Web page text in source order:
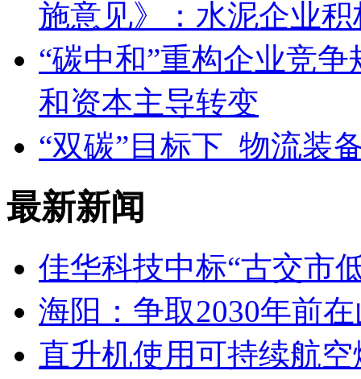
施意见》：水泥企业
“碳中和”重构企业竞
和资本主导转变
“双碳”目标下 物流装
最新新闻
佳华科技中标“古交市
海阳：争取2030年前
直升机使用可持续航